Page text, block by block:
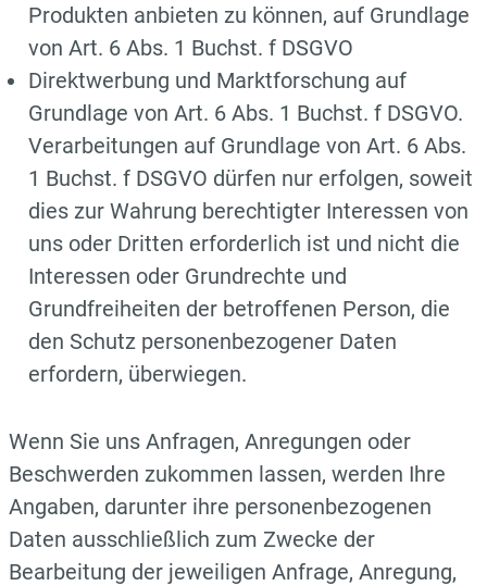
Produkten anbieten zu können, auf Grundlage
von Art. 6 Abs. 1 Buchst. f DSGVO
Direktwerbung und Marktforschung auf
Grundlage von Art. 6 Abs. 1 Buchst. f DSGVO.
Verarbeitungen auf Grundlage von Art. 6 Abs.
1 Buchst. f DSGVO dürfen nur erfolgen, soweit
dies zur Wahrung berechtigter Interessen von
uns oder Dritten erforderlich ist und nicht die
Interessen oder Grundrechte und
Grundfreiheiten der betroffenen Person, die
den Schutz personenbezogener Daten
erfordern, überwiegen.
Wenn Sie uns Anfragen, Anregungen oder
Beschwerden zukommen lassen, werden Ihre
Angaben, darunter ihre personenbezogenen
Daten ausschließlich zum Zwecke der
Bearbeitung der jeweiligen Anfrage, Anregung,